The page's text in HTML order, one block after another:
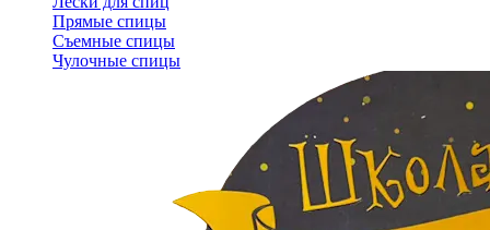
Прямые спицы
Съемные спицы
Чулочные спицы